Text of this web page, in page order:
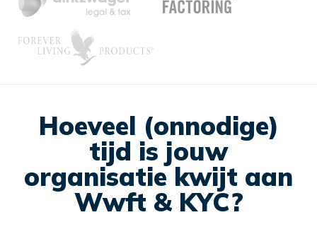
Hoeveel (onnodige)
tijd is jouw
organisatie kwijt aan
Wwft & KYC?